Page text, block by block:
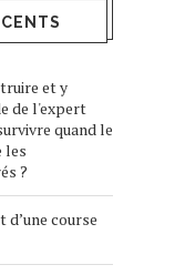
et y
de l'expert
quand le
les
?
d’une course